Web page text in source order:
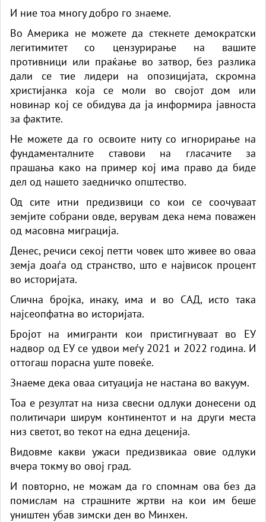
И ние тоа многу добро го знаеме.
Во Америка не можете да стекнете демократски
легитимитет со цензурирање на вашите
противници или праќање во затвор, без разлика
дали се тие лидери на опозицијата, скромна
христијанка која се моли во својот дом или
новинар кој се обидува да ја информира јавноста
за фактите.
Не можете да го освоите ниту со игнорирање на
фундаменталните ставови на гласачите за
прашања како на пример кој има право да биде
дел од нашето заедничко општество.
Од сите итни предизвици со кои се соочуваат
земјите собрани овде, верувам дека нема поважен
од масовна миграција.
Денес, речиси секој петти човек што живее во оваа
земја доаѓа од странство, што е највисок процент
во историјата.
Слична бројка, инаку, има и во САД, исто така
најсеопфатна во историјата.
Бројот на имигранти кои пристигнуваат во ЕУ
надвор од ЕУ се удвои меѓу 2021 и 2022 година. И
оттогаш порасна уште повеќе.
Знаеме дека оваа ситуација не настана во вакуум.
Тоа е резултат на низа свесни одлуки донесени од
политичари ширум континентот и на други места
низ светот, во текот на една деценија.
Видовме какви ужаси предизвикаа овие одлуки
вчера токму во овој град.
И повторно, не можам да го спомнам ова без да
помислам на страшните жртви на кои им беше
уништен убав зимски ден во Минхен.